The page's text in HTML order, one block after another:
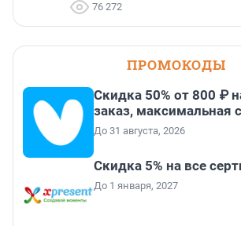
76 272
ПРОМОКОДЫ
Скидка 50% от 800 ₽
заказ, максимальная
До 31 августа, 2026
Скидка 5% на все
До 1 января, 2027